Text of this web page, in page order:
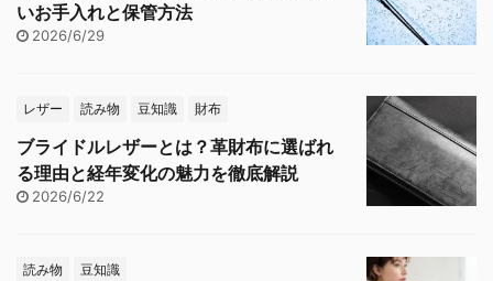
いお手入れと保管方法
2026/6/29
レザー 読み物 豆知識 財布
ブライドルレザーとは？革財布に選ばれ
る理由と経年変化の魅力を徹底解説
2026/6/22
読み物 豆知識